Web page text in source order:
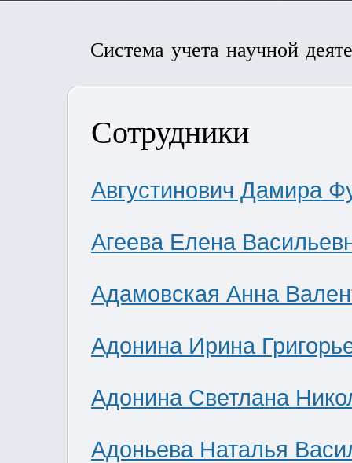
Система учета научной
Сотрудники
Августинович Дамира
Агеева Елена
Адамовская Анна
Адонина Ирина
Адонина Светлана
Адоньева Наталья